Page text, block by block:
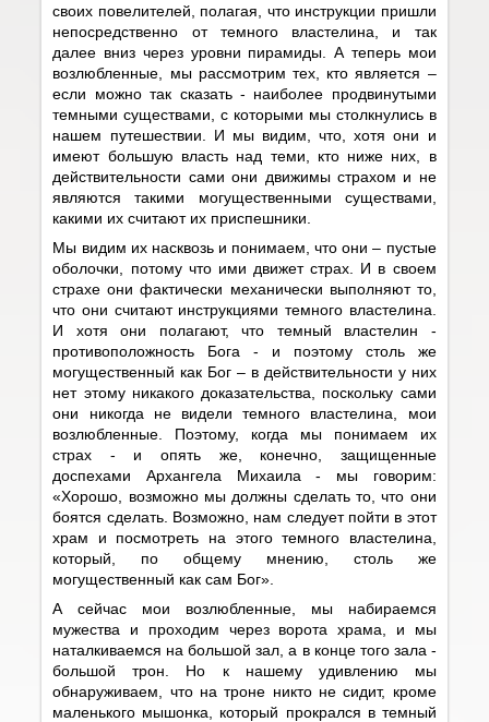
своих повелителей, полагая, что инструкции пришли
непосредственно от темного властелина, и так
далее вниз через уровни пирамиды. А теперь мои
возлюбленные, мы рассмотрим тех, кто является –
если можно так сказать - наиболее продвинутыми
темными существами, с которыми мы столкнулись в
нашем путешествии. И мы видим, что, хотя они и
имеют большую власть над теми, кто ниже них, в
действительности сами они движимы страхом и не
являются такими могущественными существами,
какими их считают их приспешники.
Мы видим их насквозь и понимаем, что они – пустые
оболочки, потому что ими движет страх. И в своем
страхе они фактически механически выполняют то,
что они считают инструкциями темного властелина.
И хотя они полагают, что темный властелин -
противоположность Бога - и поэтому столь же
могущественный как Бог – в действительности у них
нет этому никакого доказательства, поскольку сами
они никогда не видели темного властелина, мои
возлюбленные. Поэтому, когда мы понимаем их
страх - и опять же, конечно, защищенные
доспехами Архангела Михаила - мы говорим:
«Хорошо, возможно мы должны сделать то, что они
боятся сделать. Возможно, нам следует пойти в этот
храм и посмотреть на этого темного властелина,
который, по общему мнению, столь же
могущественный как сам Бог».
А сейчас мои возлюбленные, мы набираемся
мужества и проходим через ворота храма, и мы
наталкиваемся на большой зал, а в конце того зала -
большой трон. Но к нашему удивлению мы
обнаруживаем, что на троне никто не сидит, кроме
маленького мышонка, который прокрался в темный